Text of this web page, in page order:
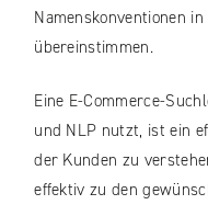
Namenskonventionen
übereinstimmen.
Eine E-Commerce-
und NLP nutzt, ist ein
der Kunden zu
effektiv zu den